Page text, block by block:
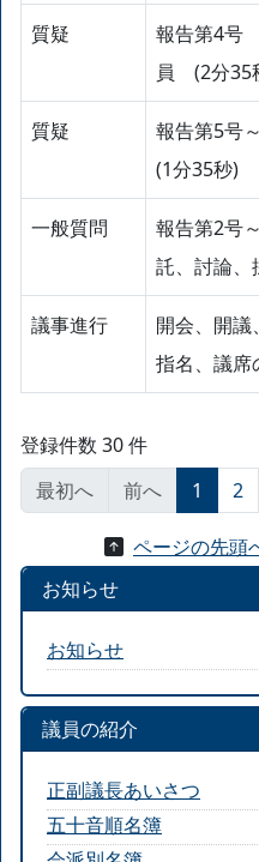
質疑
報告第4
員 (2分35
質疑
報告第5号
(1分35秒)
一般質問
報告第2号
託、討論
議事進行
開会、開
指名、議
登録件数 30 件
最初へ
前へ 1 2
ページの先頭
お知らせ
お知らせ
議員の紹介
正副議長あいさつ
五十音順名簿